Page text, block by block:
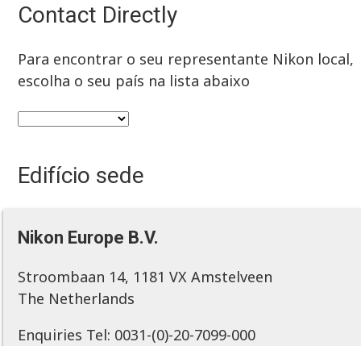
Contact Directly
Para encontrar o seu representante Nikon local,
escolha o seu país na lista abaixo
Edifício sede
Nikon Europe B.V.
Stroombaan 14, 1181 VX Amstelveen
The Netherlands
Enquiries Tel: 0031-(0)-20-7099-000